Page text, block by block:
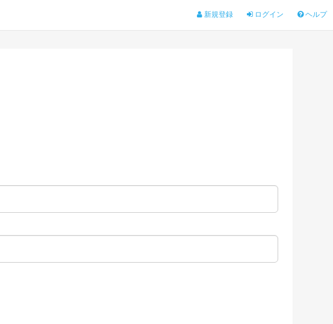
新規登録 ログイン ヘルプ